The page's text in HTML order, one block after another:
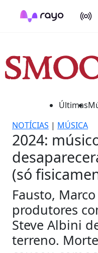
On Air
Últimas
NOTÍCIAS | MÚSICA
2024:
(só
Fausto,
produtores
Steve Albini
terreno.